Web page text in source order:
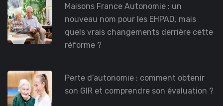
Maisons France Autonomie : un
nouveau nom pour les EHPAD, mais
quels vrais changements derrière cette
réforme ?
Perte d’autonomie : comment obtenir
son GIR et comprendre son évaluation ?